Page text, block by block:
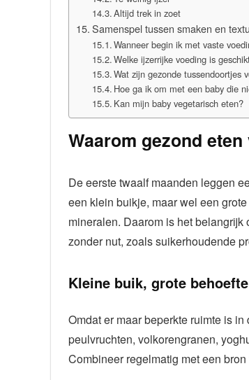
Altijd trek in zoet
Samenspel tussen smaken en
Wanneer begin ik met vaste
Welke ijzerrijke voeding is
Wat zijn gezonde tussendoortjes
Hoe ga ik om met een baby die
Kan mijn baby vegetarisch eten?
Waarom gezond
De eerste twaalf maanden leggen
een klein buikje, maar wel een
mineralen. Daarom is het
zonder nut, zoals suikerhoudende
Kleine buik, grote behoefte
Omdat er maar beperkte ruimte is
peulvruchten, volkorengranen,
Combineer regelmatig met een